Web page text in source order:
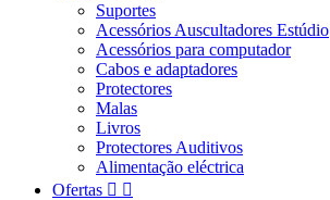
Suportes
Acessórios Auscultadores Estúdio
Acessórios para computador
Cabos e adaptadores
Protectores
Malas
Livros
Protectores Auditivos
Alimentação eléctrica
Ofertas  